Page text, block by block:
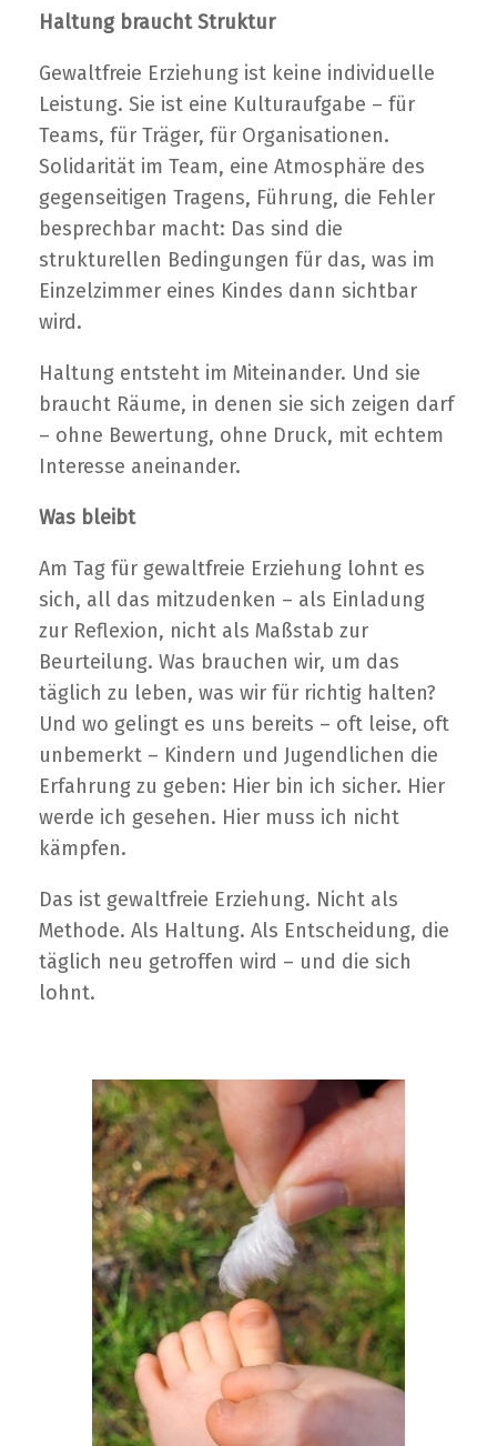
Haltung braucht Struktur
Gewaltfreie Erziehung ist keine individuelle
Leistung. Sie ist eine Kulturaufgabe – für
Teams, für Träger, für Organisationen.
Solidarität im Team, eine Atmosphäre des
gegenseitigen Tragens, Führung, die Fehler
besprechbar macht: Das sind die
strukturellen Bedingungen für das, was im
Einzelzimmer eines Kindes dann sichtbar
wird.
Haltung entsteht im Miteinander. Und sie
braucht Räume, in denen sie sich zeigen darf
– ohne Bewertung, ohne Druck, mit echtem
Interesse aneinander.
Was bleibt
Am Tag für gewaltfreie Erziehung lohnt es
sich, all das mitzudenken – als Einladung
zur Reflexion, nicht als Maßstab zur
Beurteilung. Was brauchen wir, um das
täglich zu leben, was wir für richtig halten?
Und wo gelingt es uns bereits – oft leise, oft
unbemerkt – Kindern und Jugendlichen die
Erfahrung zu geben: Hier bin ich sicher. Hier
werde ich gesehen. Hier muss ich nicht
kämpfen.
Das ist gewaltfreie Erziehung. Nicht als
Methode. Als Haltung. Als Entscheidung, die
täglich neu getroffen wird – und die sich
lohnt.